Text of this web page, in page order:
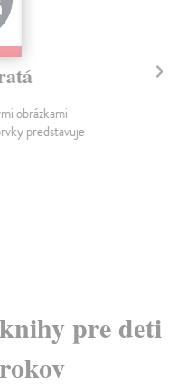
obrázkami
predstavuje
pre deti